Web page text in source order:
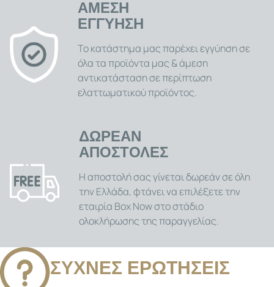
χρήσης, τα πολλαπλά αξεσουάρ και ο εργονομικός
σχεδιασμός την καθιστούν την ιδανική επιλογή για
ακριβές κούρεμα, τριμάρισμα, λεπτομερή περιποίηση
γενειάδας και τη δημιουργία καθαρών γραμμών και
σχεδίων.
ΑΜΕΣΗ
ΕΓΓΥΗΣΗ
Το κατάστημα μας παρέχει εγγύηση σε
όλα τα προϊόντα μας & άμεση
αντικατάσταση σε περίπτωση
ελαττωματικού προϊόντος.
ΔΩΡΕΑΝ
ΑΠΟΣΤΟΛΕΣ
Η αποστολή σας γίνεται δωρεάν σε όλη
την Ελλάδα, φτάνει να επιλέξετε την
εταιρία Box Now στο στάδιο
ολοκλήρωσης της παραγγελίας.
ΣΥΧΝΕΣ ΕΡΩΤΗΣΕΙΣ